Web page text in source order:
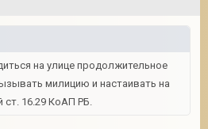
на улице продолжительное
милицию и настаивать на
ст. 16.29 КоАП РБ.